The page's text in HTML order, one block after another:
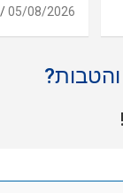
05/08/2026
והטבות?